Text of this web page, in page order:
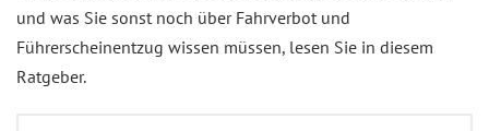
und was Sie sonst noch über Fahrverbot und
Führerscheinentzug wissen müssen, lesen Sie in diesem
Ratgeber.